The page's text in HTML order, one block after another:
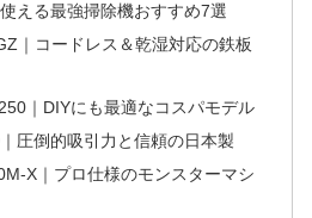
える最強掃除機おすすめ7選
｜コードレス＆乾湿対応の鉄板
｜DIYにも最適なコスパモデル
圧倒的吸引力と信頼の日本製
X｜プロ仕様のモンスターマシ